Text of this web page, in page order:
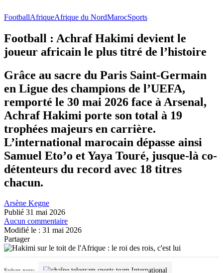
FootballAfriqueAfrique du NordMarocSports
Football : Achraf Hakimi devient le
joueur africain le plus titré de l’histoire
Grâce au sacre du Paris Saint-Germain
en Ligue des champions de l’UEFA,
remporté le 30 mai 2026 face à Arsenal,
Achraf Hakimi porte son total à 19
trophées majeurs en carrière.
L’international marocain dépasse ainsi
Samuel Eto’o et Yaya Touré, jusque-là co-
détenteurs du record avec 18 titres
chacun.
Arsène Kegne
Publié 31 mai 2026
Aucun commentaire
Modifié le : 31 mai 2026
Partager
Suivez-nous
International